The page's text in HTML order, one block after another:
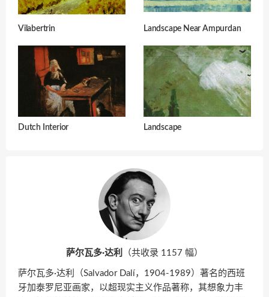
Vilabertrin Landscape Near Ampurdan
Dutch Interior Landscape
萨尔瓦多·达利 （共收录 1157 幅）
萨尔瓦多·达利（Salvador Dalí，1904-1989）著名的西班
牙加泰罗尼亚画家，以超现实主义作品著称，其想象力丰